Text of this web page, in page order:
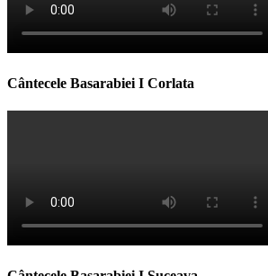
Cântecele Basarabiei I Corlata